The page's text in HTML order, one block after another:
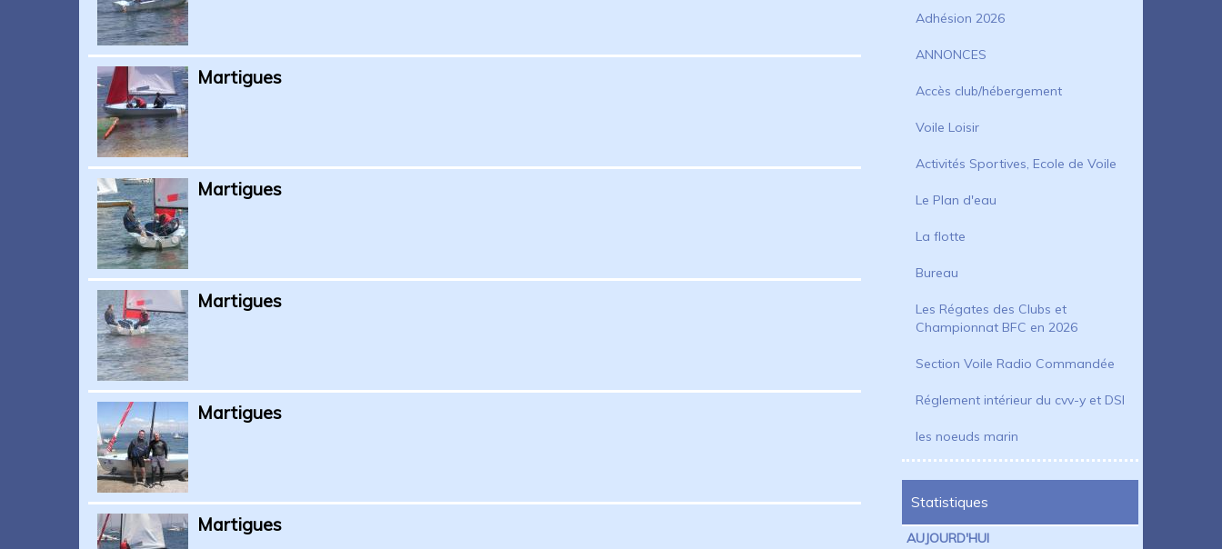
Martigues
Martigues
Martigues
Martigues
Martigues
Adhésion 2026
ANNONCES
Accès club/hébergement
Voile Loisir
Activités Sportives, Ecole de Voile
Le Plan d'eau
La flotte
Bureau
Les Régates des Clubs et
Championnat BFC en 2026
Section Voile Radio Commandée
Réglement intérieur du cvv-y et DSI
les noeuds marin
Statistiques
AUJOURD'HUI